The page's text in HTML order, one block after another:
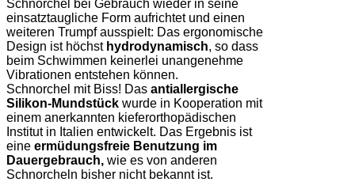
Schnorchel bei Gebrauch wieder in seine
einsatztaugliche Form aufrichtet und einen
weiteren Trumpf ausspielt: Das ergonomische
Design ist höchst hydrodynamisch, so dass
beim Schwimmen keinerlei unangenehme
Vibrationen entstehen können.
Schnorchel mit Biss! Das antiallergische
Silikon-Mundstück wurde in Kooperation mit
einem anerkannten kieferorthopädischen
Institut in Italien entwickelt. Das Ergebnis ist
eine ermüdungsfreie Benutzung im
Dauergebrauch, wie es von anderen
Schnorcheln bisher nicht bekannt ist.